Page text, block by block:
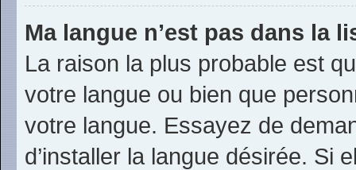
Ma langue n’est pas dans la
La raison la plus probable est
votre langue ou bien que
votre langue. Essayez de
d’installer la langue désirée. Si